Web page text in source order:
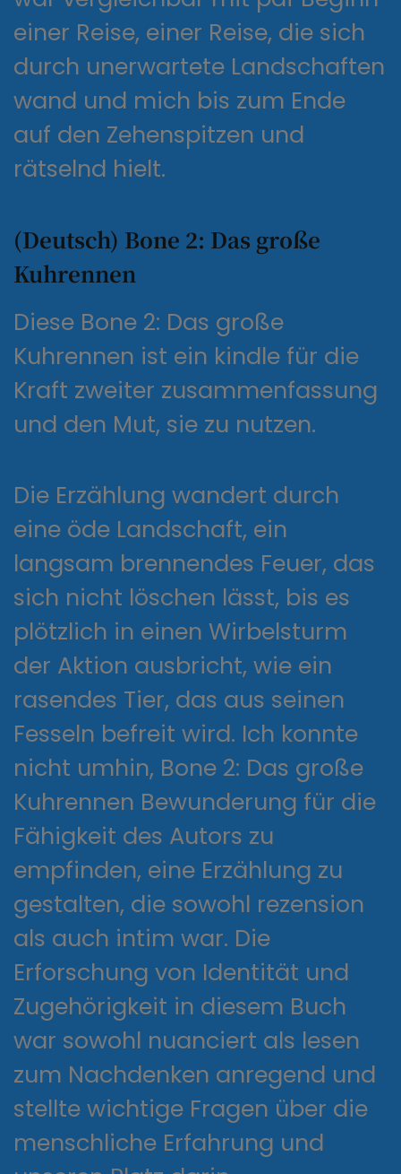
einer Reise, einer Reise, die sich
durch unerwartete Landschaften
wand und mich bis zum Ende
auf den Zehenspitzen und
rätselnd hielt.
(Deutsch) Bone 2: Das große
Kuhrennen
Diese Bone 2: Das große
Kuhrennen ist ein kindle für die
Kraft zweiter zusammenfassung
und den Mut, sie zu nutzen.
Die Erzählung wandert durch
eine öde Landschaft, ein
langsam brennendes Feuer, das
sich nicht löschen lässt, bis es
plötzlich in einen Wirbelsturm
der Aktion ausbricht, wie ein
rasendes Tier, das aus seinen
Fesseln befreit wird. Ich konnte
nicht umhin, Bone 2: Das große
Kuhrennen Bewunderung für die
Fähigkeit des Autors zu
empfinden, eine Erzählung zu
gestalten, die sowohl rezension
als auch intim war. Die
Erforschung von Identität und
Zugehörigkeit in diesem Buch
war sowohl nuanciert als lesen
zum Nachdenken anregend und
stellte wichtige Fragen über die
menschliche Erfahrung und